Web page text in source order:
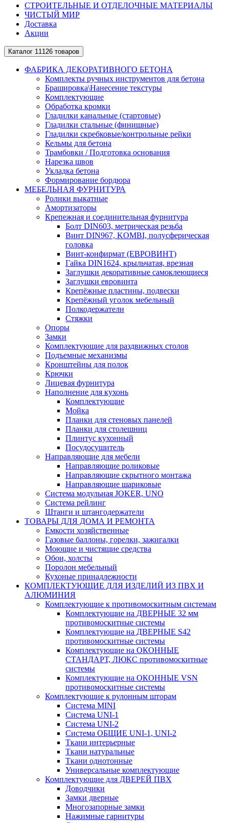
СТРОИТЕЛЬНЫЕ И ОТДЕЛОЧНЫЕ МАТЕРИАЛЫ
ЧИСТЫЙ МИР
Доставка
Акции
Каталог 11126 товаров
ФАБРИКА ДЕКОРАТИВНОГО БЕТОНА
Комплекты ручных инструментов для бетона
Брашировка\Нанесение текстуры
Комплектующие
Обработка кромки
Гладилки канальные (стартовые)
Гладилки стальные (финишные)
Гладилки скребковые/контрольные рейки
Кельмы для бетона
Трамбовки / Подготовка основания
Нарезка швов
Укладка бетона
Формирование бордюра
МЕБЕЛЬНАЯ ФУРНИТУРА
Ролики выкатные
Амортизаторы
Крепежная и соединительная фурнитура
Болт DIN603, метрическая резьба
Винт DIN967, KOMBI, полусферическая
головка
Винт-конфирмат (ЕВРОВИНТ)
Гайка DIN1624, крыльчатая, врезная
Заглушки декоративные самоклеющиеся
Заглушки евровинта
Крепёжные пластины, подвески
Крепёжный уголок мебельный
Полкодержатели
Стяжки
Опоры
Замки
Комплектующие для раздвижных столов
Подъемные механизмы
Кронштейны для полок
Крючки
Лицевая фурнитура
Наполнение для кухонь
Комплектующие
Мойка
Планки для стеновых панелей
Планки для столешниц
Плинтус кухонный
Посудосушитель
Направляющие для мебели
Направляющие роликовые
Направляющие скрытного монтажа
Направляющие шариковые
Система модульная JOKER, UNO
Система рейлинг
Штанги и штангодержатели
ТОВАРЫ ДЛЯ ДОМА И РЕМОНТА
Емкости хозяйственные
Газовые баллоны, горелки, зажигалки
Моющие и чистящие средства
Обои, холсты
Поролон мебельный
Кухоные принадлежности
КОМПЛЕКТУЮЩИЕ ДЛЯ ИЗДЕЛИЙ ИЗ ПВХ И
АЛЮМИНИЯ
Комплектующие к противомоскитным системам
Комплектующие на ДВЕРНЫЕ 32 мм
противомоскитные системы
Комплектующие на ДВЕРНЫЕ S42
противомоскитные системы
Комплектующие на ОКОННЫЕ
СТАНДАРТ, ЛЮКС противомоскитные
системы
Комплектующие на ОКОННЫЕ VSN
противомоскитные системы
Комплектующие к рулонным шторам
Система MINI
Система UNI-1
Система UNI-2
Система ОБЩИЕ UNI-1, UNI-2
Ткани интерьерные
Ткани натуральные
Ткани однотонные
Универсальные комплектующие
Комплектующие для ДВЕРЕЙ ПВХ
Доводчики
Замки дверные
Многозапорные замки
Нажимные гарнитуры